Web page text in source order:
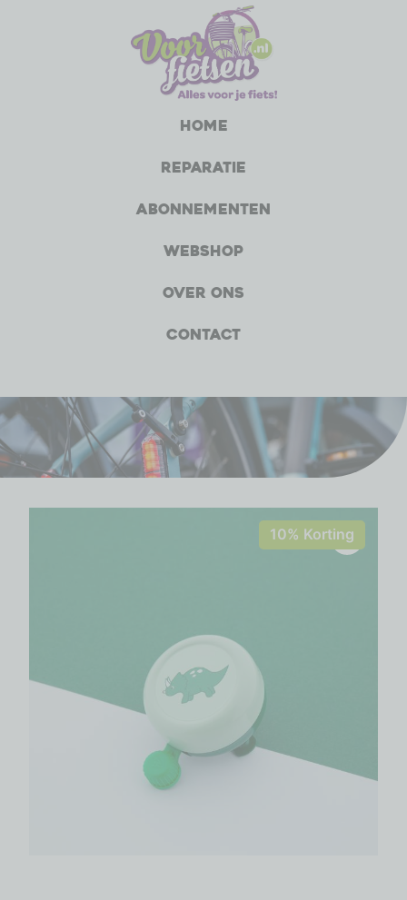
Home
Reparatie
Abonnementen
Webshop
Over ons
Contact
10% Korting